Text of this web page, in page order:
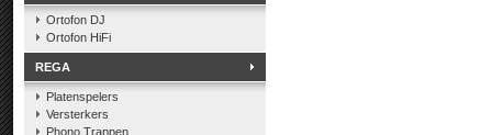
Ortofon DJ
Ortofon HiFi
REGA
Platenspelers
Versterkers
Phono Trappen